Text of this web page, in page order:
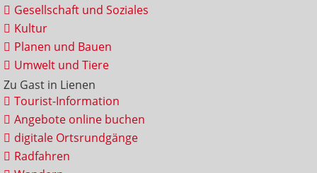
Gesellschaft und Soziales
Kultur
Planen und Bauen
Umwelt und Tiere
Zu Gast in Lienen
Tourist-Information
Angebote online buchen
digitale Ortsrundgänge
Radfahren